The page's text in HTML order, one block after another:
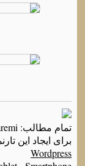
تمام مطالب: Copyright ©2026 Hassan Makaremi
برای ایجاد این
Wordpress